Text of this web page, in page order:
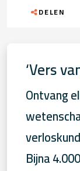
DELEN
‘Vers
Ontvang
Bijna